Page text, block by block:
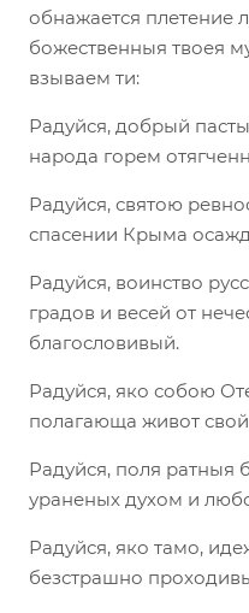
обнажается плетение
божественныя твоея
взываем ти:
Радуйся, добрый
народа горем
Радуйся, святою
спасении Крыма
Радуйся, воинство
градов и весей от
благословивый.
Радуйся, яко собою
полагающа живот
Радуйся, поля ратныя
ураненых духом и
Радуйся, яко тамо,
безстрашно